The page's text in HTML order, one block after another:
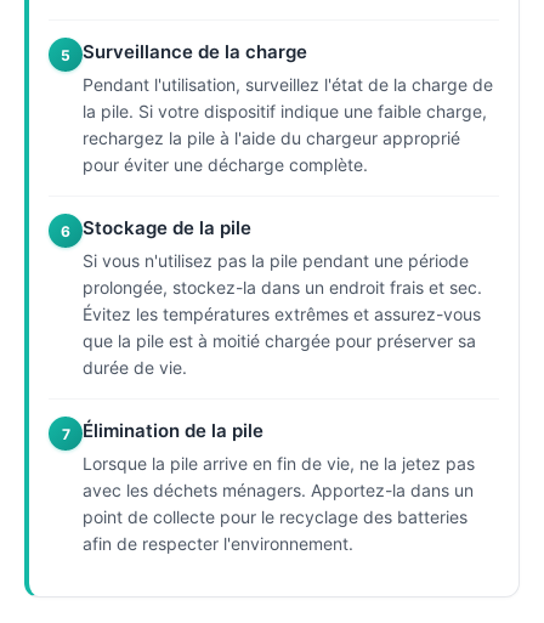
5 Surveillance de la charge
Pendant l'utilisation, surveillez l'état de la charge de
la pile. Si votre dispositif indique une faible charge,
rechargez la pile à l'aide du chargeur approprié
pour éviter une décharge complète.
6 Stockage de la pile
Si vous n'utilisez pas la pile pendant une période
prolongée, stockez-la dans un endroit frais et sec.
Évitez les températures extrêmes et assurez-vous
que la pile est à moitié chargée pour préserver sa
durée de vie.
7 Élimination de la pile
Lorsque la pile arrive en fin de vie, ne la jetez pas
avec les déchets ménagers. Apportez-la dans un
point de collecte pour le recyclage des batteries
afin de respecter l'environnement.